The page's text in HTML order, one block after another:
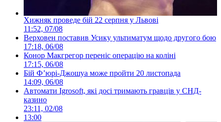
Хижняк проведе бій 22 серпня у Львові
11:52, 07/08
Верховен поставив Усику ультиматум щодо другого бою
17:18, 06/08
Конор Макгрегор переніс операцію на коліні
17:15, 06/08
Бій Ф’юрі-Джошуа може пройти 20 листопада
14:09, 06/08
Автомати Igrosoft, які досі тримають гравців у СНД-
казино
23:11, 02/08
13:00